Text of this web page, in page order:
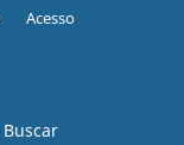
Buscar
Acesso